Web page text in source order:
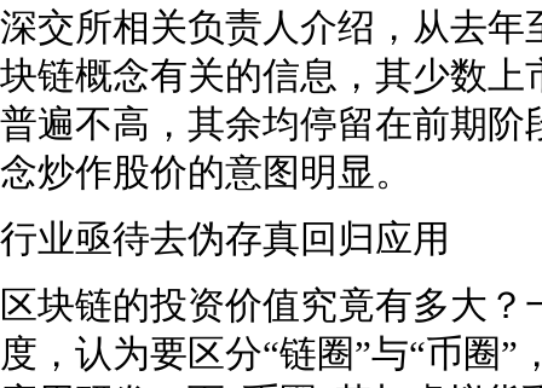
深交所相关负责人介绍，从去
块链概念有关的信息，其少数
普遍不高，其余均停留在前期
念炒作股价的意图明显。
行业亟待去伪存真回归应用
区块链的投资价值究竟有多大
度，认为要区分“链圈”与“币圈